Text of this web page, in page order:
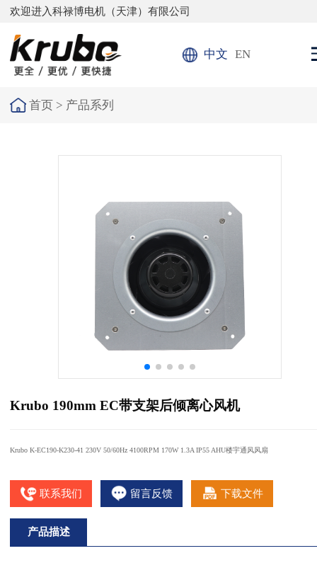
欢迎进入科禄博电机（天津）有限公司
中文 EN
首页 > 产品系列
Krubo 190mm EC带支架后倾离心风机
Krubo K-EC190-K230-41 230V 50/60Hz 4100RPM 170W 1.3A IP55 AHU楼宇通风风扇
联系我们 留言反馈 下载文件
产品描述